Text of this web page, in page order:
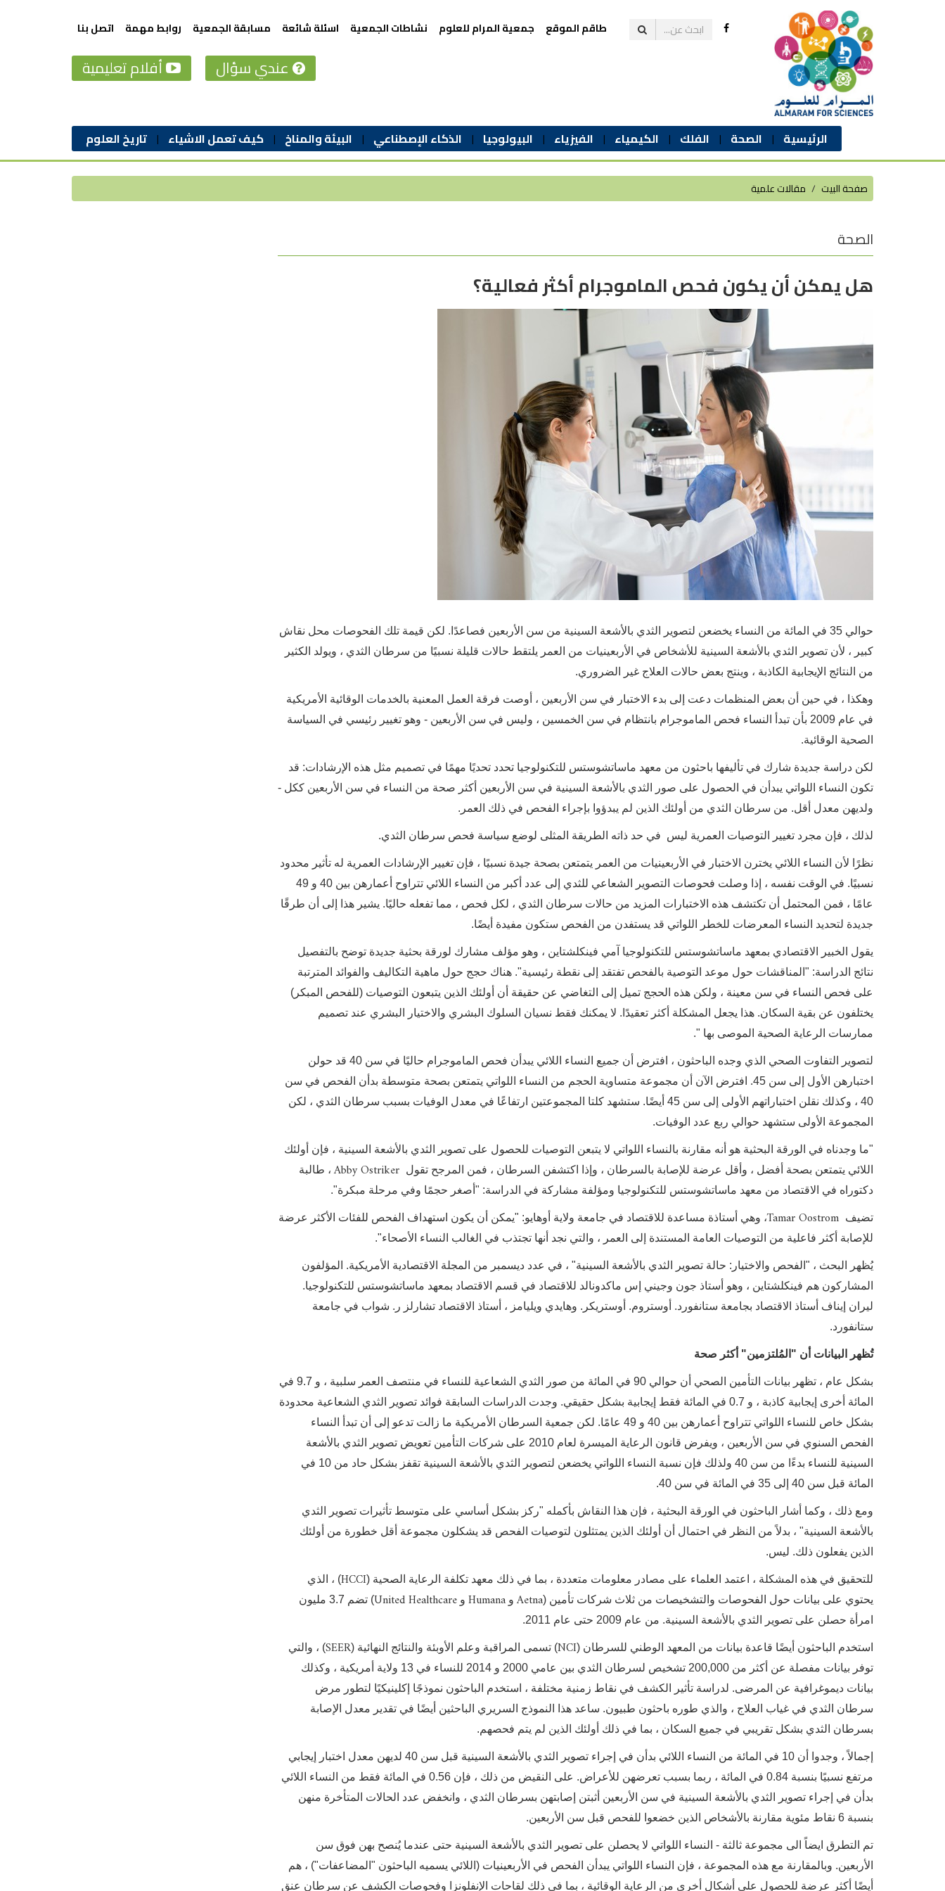
الرئيسية الصحة الفلك الكيمياء الفيزياء البيولوجيا الذكاء الإصطناعي البيئة والمناخ كيف تعمل الاشياء تاريخ العلوم
أفلام تعليمية عندي سؤال
طاقم الموقع جمعية المرام للعلوم نشاطات الجمعية اسئلة شائعة مسابقة الجمعية روابط مهمة اتصل بنا
صفحة البيت مقالات علمية
الصحة
هل يمكن أن يكون فحص الماموجرام أكثر فعالية؟
حوالي 35 في المائة من النساء يخضعن لتصوير الثدي بالأشعة السينية من سن الأربعين فصاعدًا. لكن قيمة تلك الفحوصات محل نقاش
كبير ، لأن تصوير الثدي بالأشعة السينية للأشخاص في الأربعينيات من العمر يلتقط حالات قليلة نسبيًا من سرطان الثدي ، ويولد الكثير
من النتائج الإيجابية الكاذبة ، وينتج بعض حالات العلاج غير الضروري.
وهكذا ، في حين أن بعض المنظمات دعت إلى بدء الاختبار في سن الأربعين ، أوصت فرقة العمل المعنية بالخدمات الوقائية الأمريكية
في عام 2009 بأن تبدأ النساء فحص الماموجرام بانتظام في سن الخمسين ، وليس في سن الأربعين - وهو تغيير رئيسي في السياسة
الصحية الوقائية.
لكن دراسة جديدة شارك في تأليفها باحثون من معهد ماساتشوستس للتكنولوجيا تحدد تحديًا مهمًا في تصميم مثل هذه الإرشادات: قد
تكون النساء اللواتي يبدأن في الحصول على صور الثدي بالأشعة السينية في سن الأربعين أكثر صحة من النساء في سن الأربعين ككل -
ولديهن معدل أقل. من سرطان الثدي من أولئك الذين لم يبدؤوا بإجراء الفحص في ذلك العمر.
لذلك ، فإن مجرد تغيير التوصيات العمرية ليس في حد ذاته الطريقة المثلى لوضع سياسة فحص سرطان الثدي.
نظرًا لأن النساء اللائي يخترن الاختبار في الأربعينيات من العمر يتمتعن بصحة جيدة نسبيًا ، فإن تغيير الإرشادات العمرية له تأثير محدود
نسبيًا. في الوقت نفسه ، إذا وصلت فحوصات التصوير الشعاعي للثدي إلى عدد أكبر من النساء اللائي تتراوح أعمارهن بين 40 و 49
عامًا ، فمن المحتمل أن تكتشف هذه الاختبارات المزيد من حالات سرطان الثدي ، لكل فحص ، مما تفعله حاليًا. يشير هذا إلى أن طرقًا
جديدة لتحديد النساء المعرضات للخطر اللواتي قد يستفدن من الفحص ستكون مفيدة أيضًا.
يقول الخبير الاقتصادي بمعهد ماساتشوستس للتكنولوجيا آمي فينكلشتاين ، وهو مؤلف مشارك لورقة بحثية جديدة توضح بالتفصيل
نتائج الدراسة: "المناقشات حول موعد التوصية بالفحص تفتقد إلى نقطة رئيسية". هناك حجج حول ماهية التكاليف والفوائد المترتبة
على فحص النساء في سن معينة ، ولكن هذه الحجج تميل إلى التغاضي عن حقيقة أن أولئك الذين يتبعون التوصيات (للفحص المبكر)
يختلفون عن بقية السكان. هذا يجعل المشكلة أكثر تعقيدًا. لا يمكنك فقط نسيان السلوك البشري والاختيار البشري عند تصميم
ممارسات الرعاية الصحية الموصى بها ".
لتصوير التفاوت الصحي الذي وجده الباحثون ، افترض أن جميع النساء اللائي يبدأن فحص الماموجرام حاليًا في سن 40 قد حولن
اختبارهن الأول إلى سن 45. افترض الآن أن مجموعة متساوية الحجم من النساء اللواتي يتمتعن بصحة متوسطة بدأن الفحص في سن
40 ، وكذلك نقلن اختباراتهم الأولى إلى سن 45 أيضًا. ستشهد كلتا المجموعتين ارتفاعًا في معدل الوفيات بسبب سرطان الثدي ، لكن
المجموعة الأولى ستشهد حوالي ربع عدد الوفيات.
"ما وجدناه في الورقة البحثية هو أنه مقارنة بالنساء اللواتي لا يتبعن التوصيات للحصول على تصوير الثدي بالأشعة السينية ، فإن أولئك
اللائي يتمتعن بصحة أفضل ، وأقل عرضة للإصابة بالسرطان ، وإذا اكتشفن السرطان ، فمن المرجح تقول Abby Ostriker ، طالبة
دكتوراه في الاقتصاد من معهد ماساتشوستس للتكنولوجيا ومؤلفة مشاركة في الدراسة: "أصغر حجمًا وفي مرحلة مبكرة".
تضيف Tamar Oostrom، وهي أستاذة مساعدة للاقتصاد في جامعة ولاية أوهايو: "يمكن أن يكون استهداف الفحص للفئات الأكثر عرضة
للإصابة أكثر فاعلية من التوصيات العامة المستندة إلى العمر ، والتي نجد أنها تجتذب في الغالب النساء الأصحاء".
يُظهر البحث ، "الفحص والاختيار: حالة تصوير الثدي بالأشعة السينية" ، في عدد ديسمبر من المجلة الاقتصادية الأمريكية. المؤلفون
المشاركون هم فينكلشتاين ، وهو أستاذ جون وجيني إس ماكدونالد للاقتصاد في قسم الاقتصاد بمعهد ماساتشوستس للتكنولوجيا.
ليران إيناف أستاذ الاقتصاد بجامعة ستانفورد. أوستروم. أوستريكر. وهايدي ويليامز ، أستاذ الاقتصاد تشارلز ر. شواب في جامعة
ستانفورد.
تُظهر البيانات أن "المُلتزمين" أكثر صحة
بشكل عام ، تظهر بيانات التأمين الصحي أن حوالي 90 في المائة من صور الثدي الشعاعية للنساء في منتصف العمر سلبية ، و 9.7 في
المائة أخرى إيجابية كاذبة ، و 0.7 في المائة فقط إيجابية بشكل حقيقي. وجدت الدراسات السابقة فوائد تصوير الثدي الشعاعية محدودة
بشكل خاص للنساء اللواتي تتراوح أعمارهن بين 40 و 49 عامًا. لكن جمعية السرطان الأمريكية ما زالت تدعو إلى أن تبدأ النساء
الفحص السنوي في سن الأربعين ، ويفرض قانون الرعاية الميسرة لعام 2010 على شركات التأمين تعويض تصوير الثدي بالأشعة
السينية للنساء بدءًا من سن 40 ولذلك فإن نسبة النساء اللواتي يخضعن لتصوير الثدي بالأشعة السينية تقفز بشكل حاد من 10 في
المائة قبل سن 40 إلى 35 في المائة في سن 40.
ومع ذلك ، وكما أشار الباحثون في الورقة البحثية ، فإن هذا النقاش بأكمله "ركز بشكل أساسي على متوسط ​​تأثيرات تصوير الثدي
بالأشعة السينية" ، بدلاً من النظر في احتمال أن أولئك الذين يمتثلون لتوصيات الفحص قد يشكلون مجموعة أقل خطورة من أولئك
الذين يفعلون ذلك. ليس.
للتحقيق في هذه المشكلة ، اعتمد العلماء على مصادر معلومات متعددة ، بما في ذلك معهد تكلفة الرعاية الصحية (HCCI) ، الذي
يحتوي على بيانات حول الفحوصات والتشخيصات من ثلاث شركات تأمين (Aetna و Humana و United Healthcare
) تضم 3.7 مليون
امرأة حصلن على تصوير الثدي بالأشعة السينية. من عام 2009 حتى عام 2011.
استخدم الباحثون أيضًا قاعدة بيانات من المعهد الوطني للسرطان (NCI) تسمى المراقبة وعلم الأوبئة والنتائج النهائية (SEER) ، والتي
توفر بيانات مفصلة عن أكثر من 200,000 تشخيص لسرطان الثدي بين عامي 2000 و 2014 للنساء في 13 ولاية أمريكية ، وكذلك
بيانات ديموغرافية عن المرضى. لدراسة تأثير الكشف في نقاط زمنية مختلفة ، استخدم الباحثون نموذجًا إكلينيكيًا لتطور مرض
سرطان الثدي في غياب العلاج ، والذي طوره باحثون طبيون. ساعد هذا النموذج السريري الباحثين أيضًا في تقدير معدل الإصابة
بسرطان الثدي بشكل تقريبي في جميع السكان ، بما في ذلك أولئك الذين لم يتم فحصهم.
إجمالاً ، وجدوا أن 10 في المائة من النساء اللائي بدأن في إجراء تصوير الثدي بالأشعة السينية قبل سن 40 لديهن معدل اختبار إيجابي
مرتفع نسبيًا بنسبة 0.84 في المائة ، ربما بسبب تعرضهن للأعراض. على النقيض من ذلك ، فإن 0.56 في المائة فقط من النساء اللائي
بدأن في إجراء تصوير الثدي بالأشعة السينية في سن الأربعين أثبتن إصابتهن بسرطان الثدي ، وانخفض عدد الحالات المتأخرة منهن
بنسبة 6 نقاط مئوية مقارنة بالأشخاص الذين خضعوا للفحص قبل سن الأربعين.
تم التطرق ايضاً الى مجموعة ثالثة - النساء اللواتي لا يحصلن على تصوير الثدي بالأشعة السينية حتى عندما يُنصح بهن فوق سن
الأربعين. وبالمقارنة مع هذه المجموعة ، فإن النساء اللواتي يبدأن الفحص في الأربعينيات (اللائي يسميه الباحثون "المضاعفات") ، هم
أيضًا أكثر عرضة للحصول على أشكال أخرى من الرعاية الوقائية ، بما في ذلك لقاحات الإنفلونزا وفحوصات الكشف عن سرطان عنق